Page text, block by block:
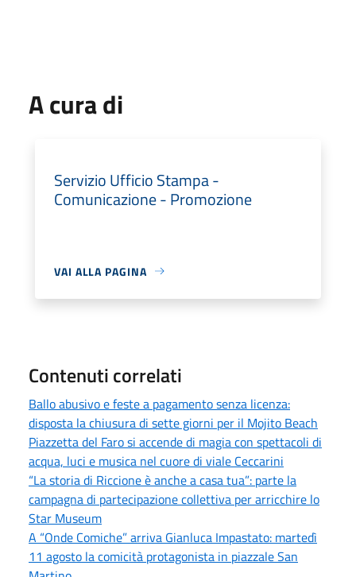
A cura di
Servizio Ufficio Stampa -
Comunicazione - Promozione
VAI ALLA PAGINA
Contenuti correlati
Ballo abusivo e feste a pagamento senza licenza:
disposta la chiusura di sette giorni per il Mojito Beach
Piazzetta del Faro si accende di magia con spettacoli di
acqua, luci e musica nel cuore di viale Ceccarini
“La storia di Riccione è anche a casa tua”: parte la
campagna di partecipazione collettiva per arricchire lo
Star Museum
A “Onde Comiche” arriva Gianluca Impastato: martedì
11 agosto la comicità protagonista in piazzale San